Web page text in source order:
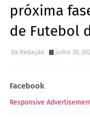
próxima
de Futebol
Da Redação julho 30,
Facebook
Responsive